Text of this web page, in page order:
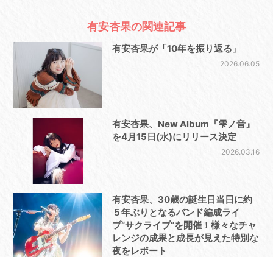
有安杏果の関連記事
有安杏果が「10年を振り返る」
2026.06.05
有安杏果、New Album『雫ノ音』
を4月15日(水)にリリース決定
2026.03.16
有安杏果、30歳の誕生日当日に約
５年ぶりとなるバンド編成ライ
ブ“サクライブ”を開催！様々なチャ
レンジの成果と成長が見えた特別な
夜をレポート